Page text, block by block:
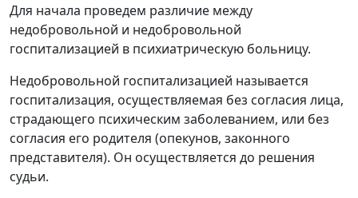
Для начала проведем различие между
недобровольной и недобровольной
госпитализацией в психиатрическую больницу.
Недобровольной госпитализацией называется
госпитализация, осуществляемая без согласия лица,
страдающего психическим заболеванием, или без
согласия его родителя (опекунов, законного
представителя). Он осуществляется до решения
судьи.